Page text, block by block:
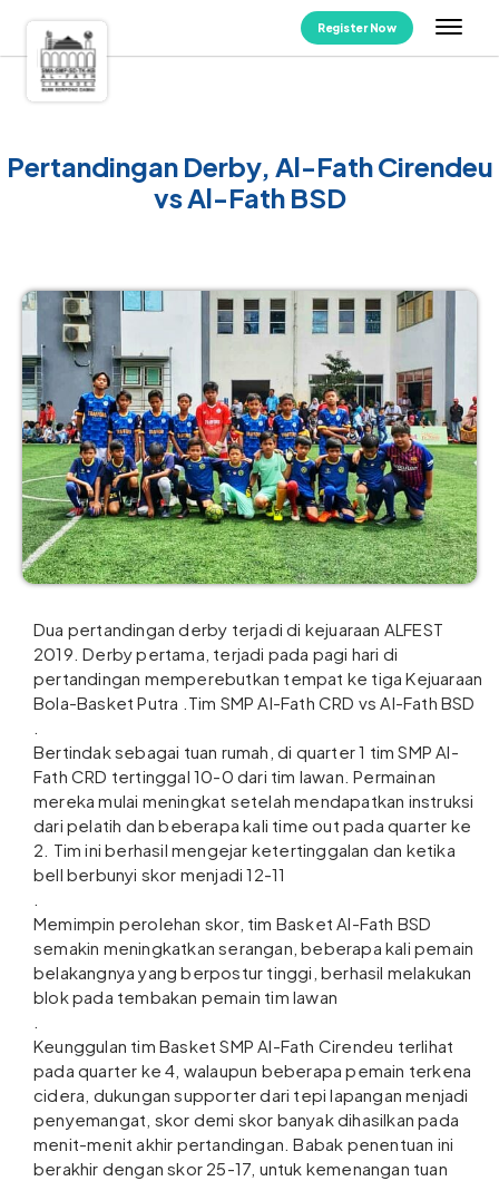
Register Now
Pertandingan Derby, Al-Fath Cirendeu
vs Al-Fath BSD
Dua pertandingan derby terjadi di kejuaraan ALFEST
2019. Derby pertama, terjadi pada pagi hari di
pertandingan memperebutkan tempat ke tiga Kejuaraan
Bola-Basket Putra .Tim SMP Al-Fath CRD vs Al-Fath BSD
Bertindak sebagai tuan rumah, di quarter 1 tim SMP Al-
Fath CRD tertinggal 10-0 dari tim lawan. Permainan
mereka mulai meningkat setelah mendapatkan instruksi
dari pelatih dan beberapa kali time out pada quarter ke
2. Tim ini berhasil mengejar ketertinggalan dan ketika
bell berbunyi skor menjadi 12-11
Memimpin perolehan skor, tim Basket Al-Fath BSD
semakin meningkatkan serangan, beberapa kali pemain
belakangnya yang berpostur tinggi, berhasil melakukan
blok pada tembakan pemain tim lawan
Keunggulan tim Basket SMP Al-Fath Cirendeu terlihat
pada quarter ke 4, walaupun beberapa pemain terkena
cidera, dukungan supporter dari tepi lapangan menjadi
penyemangat, skor demi skor banyak dihasilkan pada
menit-menit akhir pertandingan. Babak penentuan ini
berakhir dengan skor 25-17, untuk kemenangan tuan